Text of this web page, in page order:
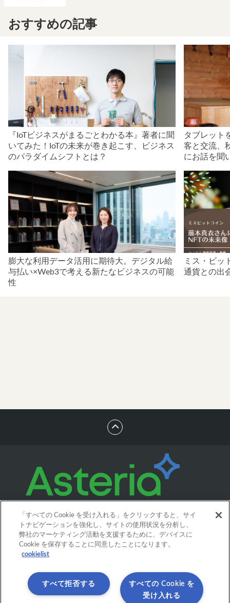
おすすめの記事
『IoTビジネスがまるごとわかる本』著者に聞
いてみた！IoTの未来が巻き起こす、ビジネス
のパラダイムシフトとは？
タブレット
客と交流、
にお話を聞
膨大な利用データ活用に期待大。デジタル給
与払い×Web3で考える新たなビジネスの可能
性
ミス・ビッ
通貨との出
「すべての Cookie を受け入れる」をクリックすると、サイ
トナビゲーションを強化し、サイトの使用状況を分析し、
弊社のマーケティング活動を支援するために、デバイスに
Cookie を保存することに同意したことになります。
cookielist
すべての Cookie を
受け入れる
すべて拒否する